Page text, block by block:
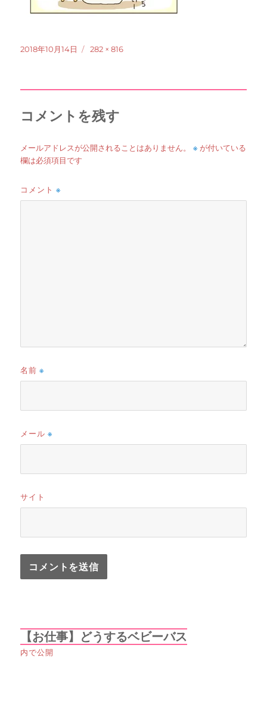
投
2018年10月14日
フ
282 × 816
コメントを残す
メールアドレスが公開されることはありません。 ※ が付いている
欄は必須項目です
コメント※
名前※
メール※
サイト
投
稿
【お仕事】どうするベビーバス
内で公開